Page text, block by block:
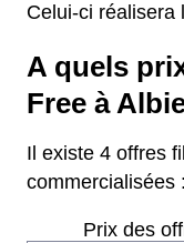
Celui-ci réalisera
A quels
Free à
Il existe 4 offres
commercialisées :
Prix des